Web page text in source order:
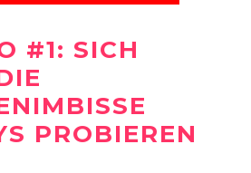
#1: SICH
B
PROBIEREN